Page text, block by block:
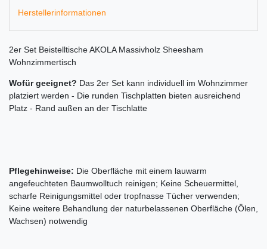
Herstellerinformationen
2er Set Beistelltische AKOLA Massivholz Sheesham
Wohnzimmertisch
Wofür geeignet? Das 2er Set kann individuell im Wohnzimmer
platziert werden - Die runden Tischplatten bieten ausreichend
Platz - Rand außen an der Tischlatte
Pflegehinweise: Die Oberfläche mit einem lauwarm
angefeuchteten Baumwolltuch reinigen; Keine Scheuermittel,
scharfe Reinigungsmittel oder tropfnasse Tücher verwenden;
Keine weitere Behandlung der naturbelassenen Oberfläche (Ölen,
Wachsen) notwendig